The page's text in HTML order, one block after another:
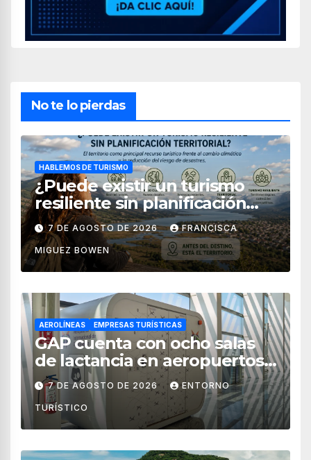
No te lo pierdas
HABLEMOS DE TURISMO
¿Puede existir un turismo
resiliente sin planificación
territorial?
7 DE AGOSTO DE 2026 FRANCISCA
MIGUEZ BOWEN
AEROLÍNEAS EMPRESAS TURÍSTICAS
GAP cuenta con ocho salas
de lactancia en aeropuertos
de México
7 DE AGOSTO DE 2026 ENTORNO
TURÍSTICO